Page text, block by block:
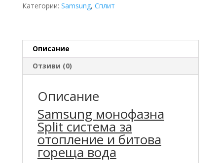
Категории: Samsung, Сплит
Описание
Отзиви (0)
Описание
Samsung монофазна
Split система за
отопление и битова
гореща вода